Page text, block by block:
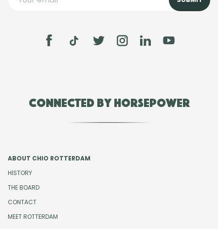
Connected by Horsepower
ABOUT CHIO ROTTERDAM
HISTORY
THE BOARD
CONTACT
MEET ROTTERDAM